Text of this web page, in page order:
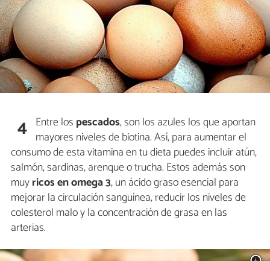
4 Entre los pescados, son los azules los que aportan
mayores niveles de biotina. Así, para aumentar el
consumo de esta vitamina en tu dieta puedes incluir atún,
salmón, sardinas, arenque o trucha. Estos además son
muyricos en omega 3, un ácido graso esencial para
mejorar la circulación sanguínea, reducir los niveles de
colesterol malo y la concentración de grasa en las
arterias.